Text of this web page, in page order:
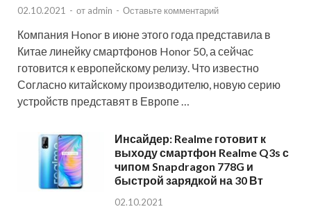
02.10.2021 - от admin - Оставьте комментарий
Компания Honor в июне этого года представила в
Китае линейку смартфонов Honor 50, а сейчас
готовится к европейскому релизу. Что известно
Согласно китайскому производителю, новую серию
устройств представят в Европе …
Инсайдер: Realme готовит к
выходу смартфон Realme Q3s с
чипом Snapdragon 778G и
быстрой зарядкой на 30 Вт
02.10.2021